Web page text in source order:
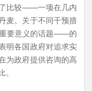
比较——一项在几内
麦。关于不同干预措
要意义的话题——的
明各国政府对追求实
为政府提供咨询的高